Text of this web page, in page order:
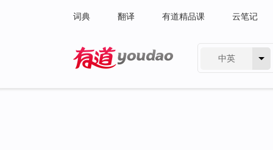
词典 翻译 有道精品课 云笔记
中英